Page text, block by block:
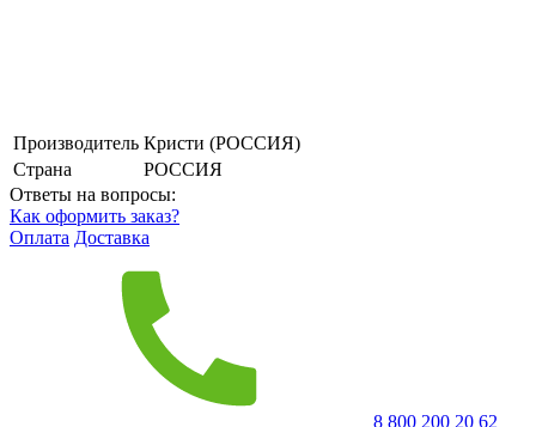
Производитель Кристи (РОССИЯ)
Страна
РОССИЯ
Ответы на вопросы:
Как оформить заказ?
Оплата Доставка
8 800 200 20 62